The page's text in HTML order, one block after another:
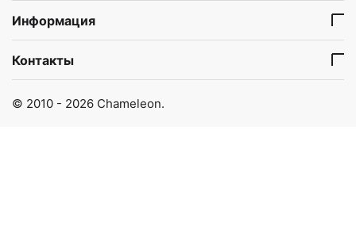
Информация
Контакты
© 2010 - 2026 Chameleon.